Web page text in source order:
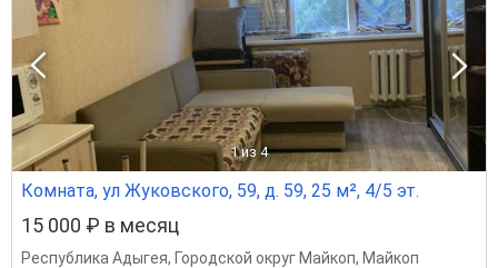
1 из 4
Комната, ул Жуковского, 59, д. 59, 25 м², 4/5 эт.
15 000 ₽ в месяц
Республика Адыгея, Городской округ Майкоп, Майкоп